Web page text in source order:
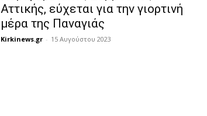
Αττικής, εύχεται για την γιορτινή
μέρα της Παναγιάς
Kirkinews.gr - 15 Αυγούστου 2023